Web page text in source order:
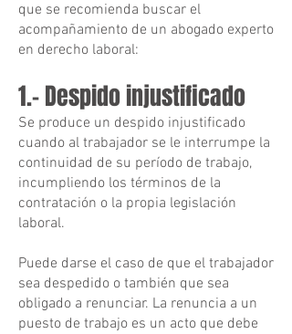
que se recomienda buscar el
acompañamiento de un abogado experto
en derecho laboral:
1.- Despido injustificado
Se produce un despido injustificado
cuando al trabajador se le interrumpe la
continuidad de su período de trabajo,
incumpliendo los términos de la
contratación o la propia legislación
laboral.
Puede darse el caso de que el trabajador
sea despedido o también que sea
obligado a renunciar. La renuncia a un
puesto de trabajo es un acto que debe